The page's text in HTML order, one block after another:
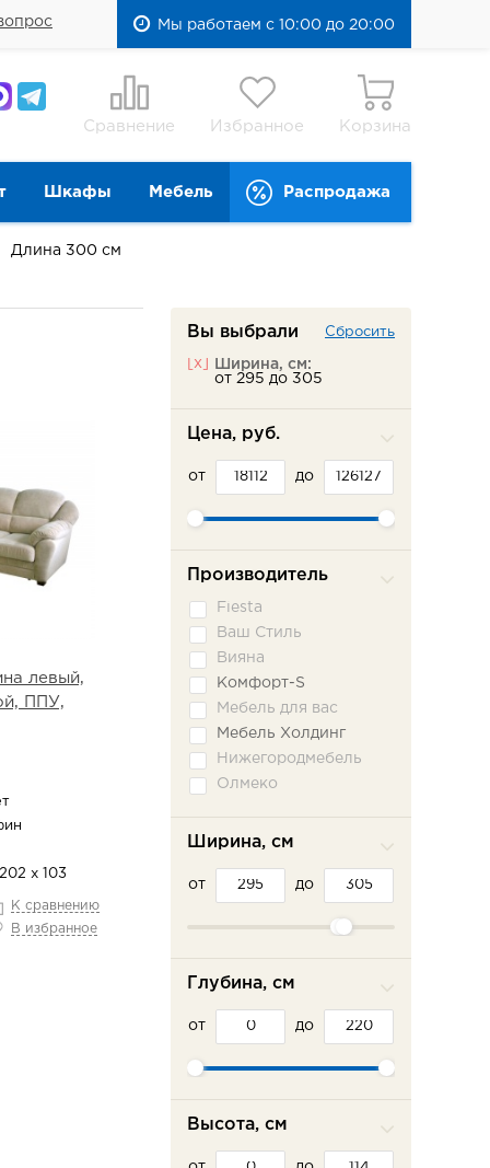
Мы работаем с 10:00 до 20:00
Сравнение Избранное Корзина
Шкафы Мебель Распродажа
Длина 300 см
левый,
ППУ,
х 103
К сравнению
В избранное
Вы выбрали Сбросить
[x]
Ширина, см:
от 295 до 305
Цена, руб.
от до
Производитель
Fiesta
Ваш Стиль
Вияна
Комфорт-S
Мебель для вас
Мебель Холдинг
Нижегородмебель
Олмеко
Фламинго
Ширина, см
от до
Глубина, см
от до
Высота, см